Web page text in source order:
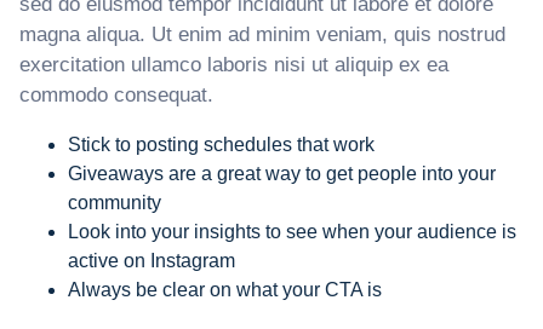
sed do eiusmod tempor incididunt ut labore et dolore
magna aliqua. Ut enim ad minim veniam, quis nostrud
exercitation ullamco laboris nisi ut aliquip ex ea
commodo consequat.
Stick to posting schedules that work
Giveaways are a great way to get people into your
community
Look into your insights to see when your audience is
active on Instagram
Always be clear on what your CTA is